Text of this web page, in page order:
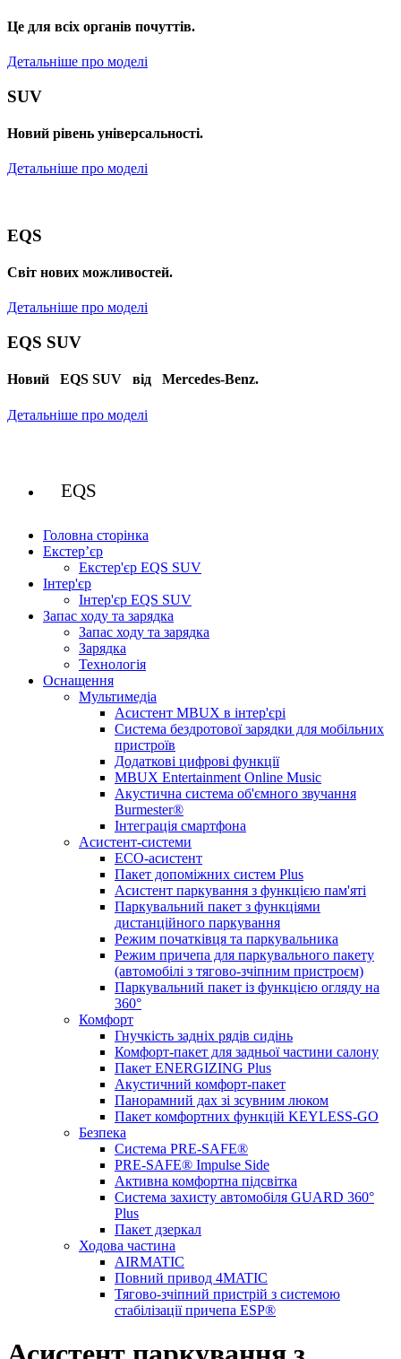
Це для всіх органів почуттів.
Детальніше про моделі
SUV
Новий рівень універсальності.
Детальніше про моделі
EQS
Cвіт нових можливостей.
Детальніше про моделі
EQS SUV
Новий EQS SUV від Mercedes-Benz.
Детальніше про моделі
EQS
Головна сторінка
Екстер’єр
Екстер'єр EQS SUV
Інтер'єр
Інтер'єр EQS SUV
Запас ходу та зарядка
Запас ходу та зарядка
Зарядка
Технологія
Оснащення
Мультимедіа
Асистент MBUX в інтер'єрі
Система бездротової зарядки для мобільних
пристроїв
Додаткові цифрові функції
MBUX Entertainment Online Music
Акустична система об'ємного звучання
Burmester®
Інтеграція смартфона
Асистент-системи
ECO-асистент
Пакет допоміжних систем Plus
Асистент паркування з функцією пам'яті
Паркувальний пакет з функціями
дистанційного паркування
Режим початківця та паркувальника
Режим причепа для паркувального пакету
(автомобілі з тягово-зчіпним пристроєм)
Паркувальний пакет із функцією огляду на
360°
Комфорт
Гнучкість задніх рядів сидінь
Комфорт-пакет для задньої частини салону
Пакет ENERGIZING Plus
Акустичний комфорт-пакет
Панорамний дах зі зсувним люком
Пакет комфортних функцій KEYLESS-GO
Безпека
Система PRE-SAFE®
PRE-SAFE® Impulse Side
Активна комфортна підсвітка
Система захисту автомобіля GUARD 360°
Plus
Пакет дзеркал
Ходова частина
AIRMATIC
Повний привод 4MATIC
Тягово-зчіпний пристрій з системою
стабілізації причепа ESP®